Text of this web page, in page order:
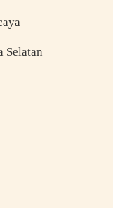
Selatan